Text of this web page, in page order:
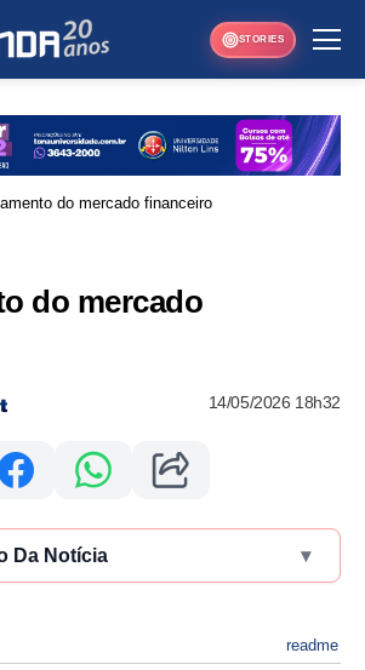
STORIES
do mercado financeiro
do mercado
14/05/2026 18h32
Da Notícia ▾
readme